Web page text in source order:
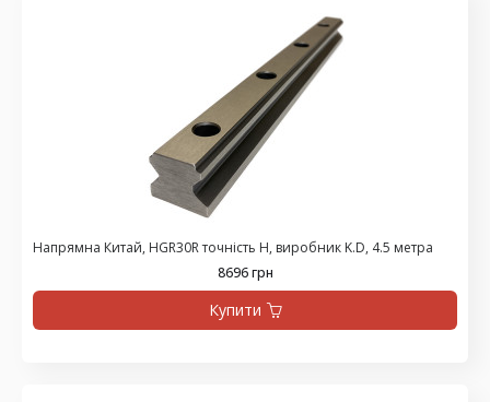
Напрямна Китай, HGR30R точність H, виробник K.D, 4.5 метра
8696 грн
Купити